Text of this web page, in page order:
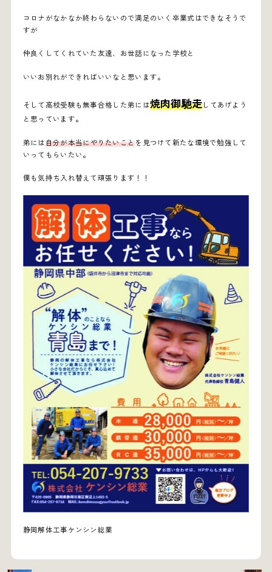
コロナがなかなか終わらないので満足のいく卒業式はできなそうで
すが
仲良くしてくれていた友達、お世話になった学校と
いいお別れができればいいなと思います。
そして高校受験も無事合格した弟には焼肉御馳走してあげよう
と思っています。
弟には自分が本当にやりたいことを見つけて新たな環境で勉強して
いってもらいたい。
僕も気持ち入れ替えて頑張ります！！
静岡解体工事ケンシン総業